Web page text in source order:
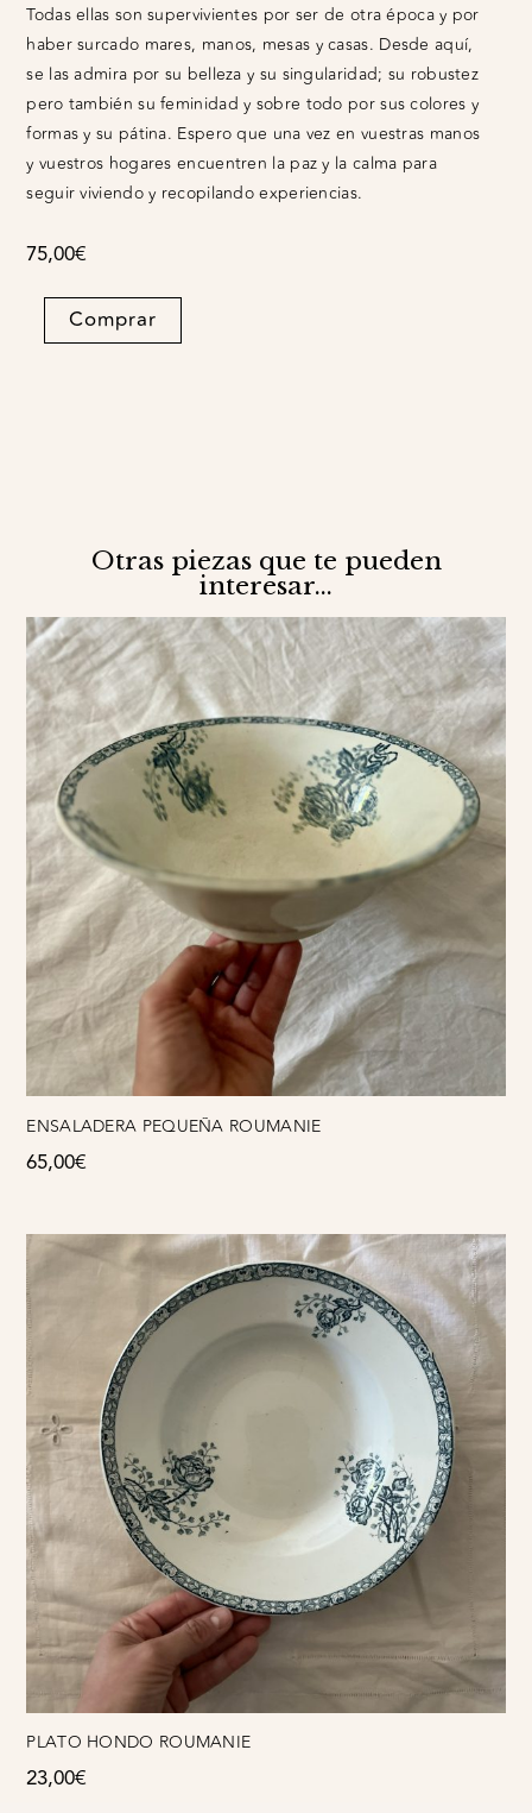
Todas ellas son supervivientes por ser de otra época y por
haber surcado mares, manos, mesas y casas. Desde aquí,
se las admira por su belleza y su singularidad; su robustez
pero también su feminidad y sobre todo por sus colores y
formas y su pátina. Espero que una vez en vuestras manos
y vuestros hogares encuentren la paz y la calma para
seguir viviendo y recopilando experiencias.
75,00€
Ensaladera
grande
Comprar
Otras piezas que te pueden
interesar...
ENSALADERA PEQUEÑA ROUMANIE
65,00€
PLATO HONDO ROUMANIE
23,00€